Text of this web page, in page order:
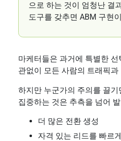
으로 하는 것이 엄청난 결
도구를 갖추면 ABM 구현
마케터들은 과거에 특별한
관없이 모든 사람의 트래픽
하지만 누군가의 주의를 끌
집중하는 것은 추측을 넘어
더 많은 전환 생성
자격 있는 리드를 빠르